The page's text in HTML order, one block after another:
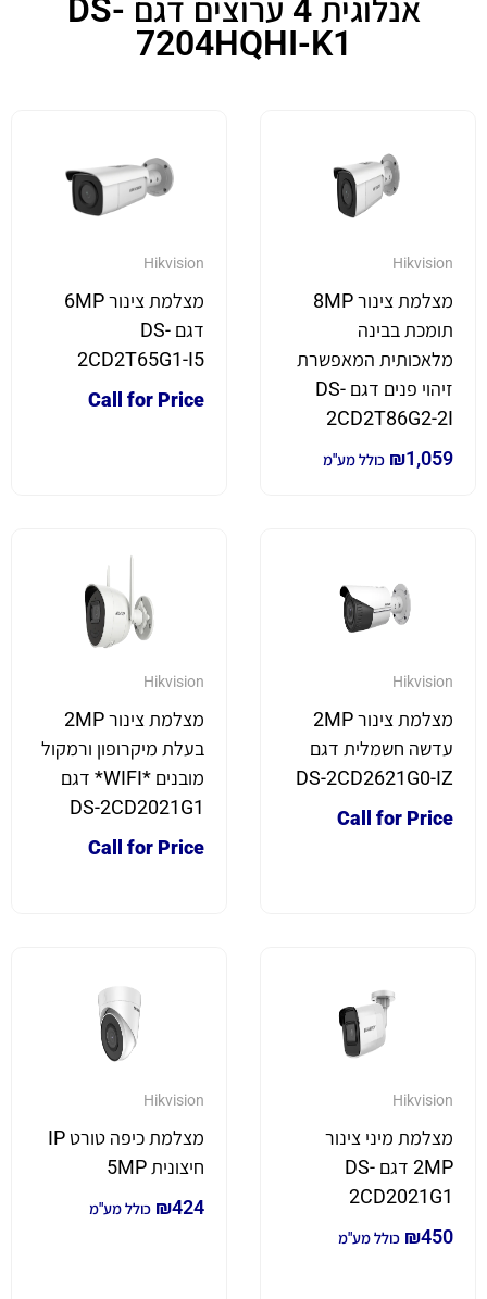
אנלוגית 4 ערוצים דגם DS-
7204HQHI-K1
Hikvision
מצלמת צינור 8MP
תומכת בבינה
מלאכותית המאפשרת
זיהוי פנים דגם DS-
2CD2T86G2-2I
₪1,059 כולל מע"מ
Hikvision
מצלמת צינור 6MP
דגם DS-
2CD2T65G1-I5
Call for Price
Hikvision
מצלמת צינור 2MP
עדשה חשמלית דגם
DS-2CD2621G0-IZ
Call for Price
Hikvision
מצלמת צינור 2MP
בעלת מיקרופון ורמקול
מובנים *WIFI* דגם
DS-2CD2021G1
Call for Price
Hikvision
מצלמת מיני צינור
2MP דגם DS-
2CD2021G1
₪450 כולל מע"מ
Hikvision
מצלמת כיפה טורט IP
חיצונית 5MP
₪424 כולל מע"מ